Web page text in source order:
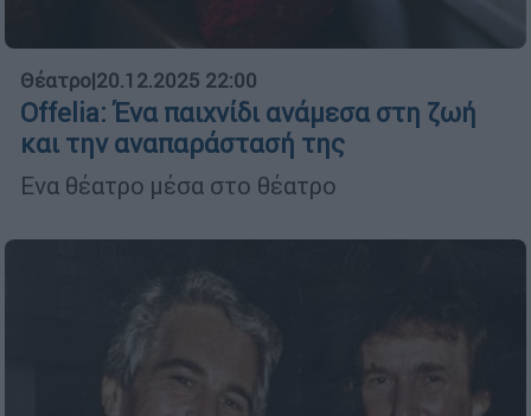
Θέατρο|20.12.2025 22:00
Offelia: Ένα παιχνίδι ανάμεσα στη ζωή
και την αναπαράστασή της
Eνα θέατρο μέσα στο θέατρο